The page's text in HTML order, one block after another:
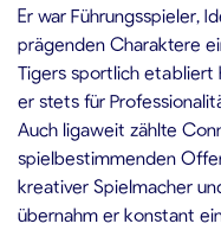
Er war Führungsspieler,
prägenden Charaktere
Tigers sportlich etabliert
er stets für
Auch ligaweit zählte
spielbestimmenden
kreativer Spielmacher
übernahm er konstant